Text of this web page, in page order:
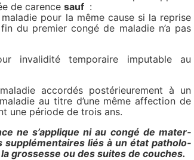
de carence sauf :
pour la même cause si la reprise
du premier congé de maladie n’a pas
invalidité temporaire imputable au
accordés postérieurement à un
au titre d’une même affection de
une période de trois ans.
ne s’appli­que ni au congé de mater­
sup­plé­men­tai­res liés à un état patho­lo­
gros­sesse ou des suites de cou­ches.